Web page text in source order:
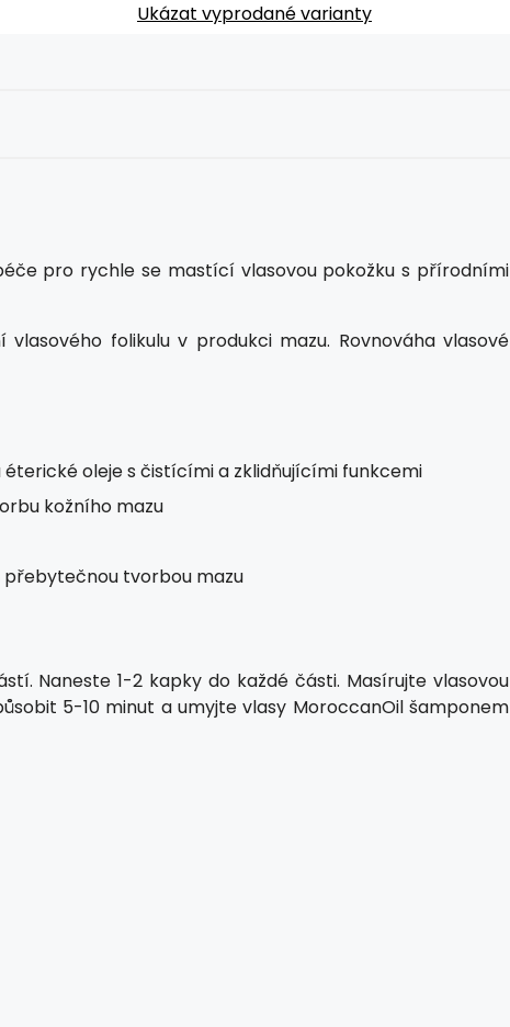
Ukázat vyprodané varianty
pro rychle se mastící vlasovou pokožku s přírodními
folikulu v produkci mazu. Rovnováha vlasové
oleje s čistícími a zklidňujícími funkcemi
kožního mazu
přebytečnou tvorbou mazu
Naneste 1-2 kapky do každé části. Masírujte vlasovou
5-10 minut a umyjte vlasy MoroccanOil šamponem